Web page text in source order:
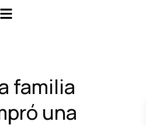
casa en la Costa Brava para alquilar
familia
una